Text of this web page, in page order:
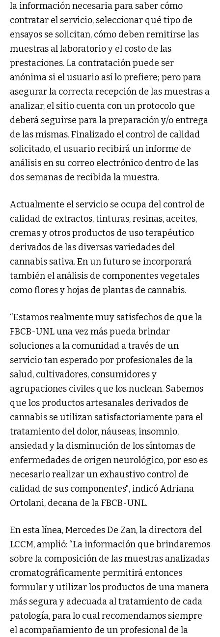
la información necesaria para saber cómo
contratar el servicio, seleccionar qué tipo de
ensayos se solicitan, cómo deben remitirse las
muestras al laboratorio y el costo de las
prestaciones. La contratación puede ser
anónima si el usuario así lo prefiere; pero para
asegurar la correcta recepción de las muestras a
analizar, el sitio cuenta con un protocolo que
deberá seguirse para la preparación y/o entrega
de las mismas. Finalizado el control de calidad
solicitado, el usuario recibirá un informe de
análisis en su correo electrónico dentro de las
dos semanas de recibida la muestra.
Actualmente el servicio se ocupa del control de
calidad de extractos, tinturas, resinas, aceites,
cremas y otros productos de uso terapéutico
derivados de las diversas variedades del
cannabis sativa. En un futuro se incorporará
también el análisis de componentes vegetales
como flores y hojas de plantas de cannabis.
“Estamos realmente muy satisfechos de que la
FBCB-UNL una vez más pueda brindar
soluciones a la comunidad a través de un
servicio tan esperado por profesionales de la
salud, cultivadores, consumidores y
agrupaciones civiles que los nuclean. Sabemos
que los productos artesanales derivados de
cannabis se utilizan satisfactoriamente para el
tratamiento del dolor, náuseas, insomnio,
ansiedad y la disminución de los síntomas de
enfermedades de origen neurológico, por eso es
necesario realizar un exhaustivo control de
calidad de sus componentes", indicó Adriana
Ortolani, decana de la FBCB-UNL.
En esta línea, Mercedes De Zan, la directora del
LCCM, amplió: “La información que brindaremos
sobre la composición de las muestras analizadas
cromatográficamente permitirá entonces
formular y utilizar los productos de una manera
más segura y adecuada al tratamiento de cada
patología, para lo cual recomendamos siempre
el acompañamiento de un profesional de la